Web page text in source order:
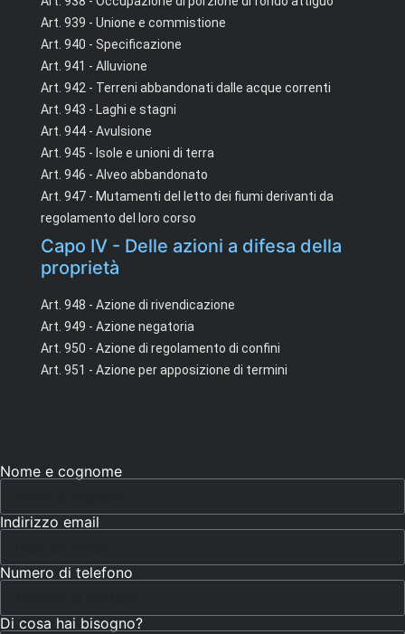
Art. 939 - Unione e commistione
Art. 940 - Specificazione
Art. 941 - Alluvione
Art. 942 - Terreni abbandonati dalle acque correnti
Art. 943 - Laghi e stagni
Art. 944 - Avulsione
Art. 945 - Isole e unioni di terra
Art. 946 - Alveo abbandonato
Art. 947 - Mutamenti del letto dei fiumi derivanti da
regolamento del loro corso
Capo IV - Delle azioni a difesa della
proprietà
Art. 948 - Azione di rivendicazione
Art. 949 - Azione negatoria
Art. 950 - Azione di regolamento di confini
Art. 951 - Azione per apposizione di termini
Nome e cognome
Indirizzo email
Numero di telefono
Di cosa hai bisogno?